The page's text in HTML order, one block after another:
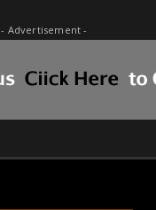
- Advertisement -